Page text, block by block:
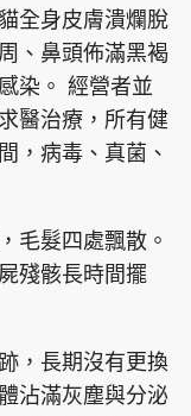
全身皮膚潰爛脫
、鼻頭佈滿黑褐
染。 經營者並
醫治療，所有健
，病毒、真菌、
毛髮四處飄散。
殘骸長時間擺
，長期沒有更換
沾滿灰塵與分泌